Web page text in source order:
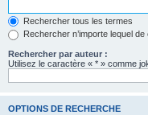
Rechercher tous les termes
Rechercher n’importe lequel
Rechercher par auteur :
Utilisez le caractère « * » comme
OPTIONS DE RECHERCHE